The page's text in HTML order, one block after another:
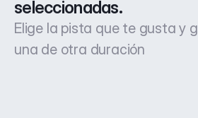
seleccionadas.
Elige la pista que te gusta y
una de otra duración